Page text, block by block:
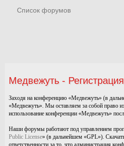
Список форумов
Медвежуть - Регистрация
Заходя на конференцию «Медвежуть» (в
«Медвежуть». Мы оставляем за собой право
использование конференции «Медвежуть»
Наши форумы работают под управлением
Public License» (в дальнейшем «GPL»).
ответственности за то, что администрация